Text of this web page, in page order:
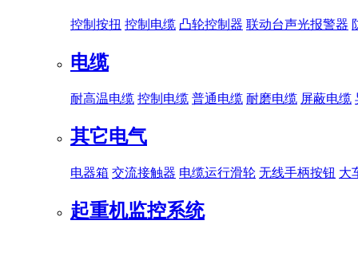
控制按扭 控制电缆 凸轮控制器 联动台声光报警器
电缆
耐高温电缆 控制电缆 普通电缆 耐磨电缆 屏蔽电缆
其它电气
电器箱 交流接触器 电缆运行滑轮 无线手柄按钮 大
起重机监控系统